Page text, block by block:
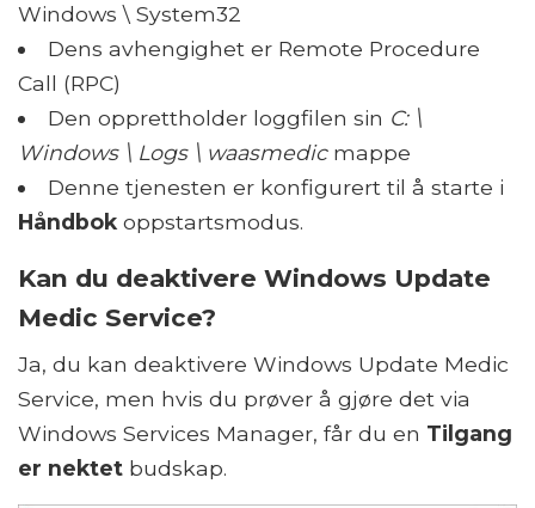
Windows \ System32
Dens avhengighet er Remote Procedure
Call (RPC)
Den opprettholder loggfilen sin C: \
Windows \ Logs \ waasmedicmappe
Denne tjenesten er konfigurert til å starte i
Håndbok oppstartsmodus.
Kan du deaktivere Windows Update
Medic Service?
Ja, du kan deaktivere Windows Update Medic
Service, men hvis du prøver å gjøre det via
Windows Services Manager, får du en Tilgang
er nektet budskap.